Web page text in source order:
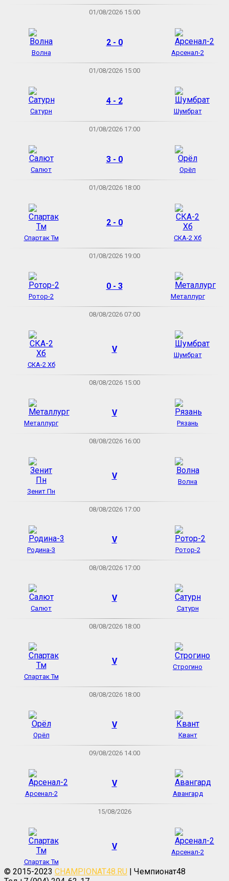
01/08/2026 15:00
Волна
2 - 0
Арсенал-2
01/08/2026 15:00
Сатурн
4 - 2
Шумбрат
01/08/2026 17:00
Салют
3 - 0
Орёл
01/08/2026 18:00
Спартак Тм
2 - 0
СКА-2 Хб
01/08/2026 19:00
Ротор-2
0 - 3
Металлург
08/08/2026 07:00
СКА-2 Хб
V
Шумбрат
08/08/2026 15:00
Металлург
V
Рязань
08/08/2026 16:00
Зенит Пн
V
Волна
08/08/2026 17:00
Родина-3
V
Ротор-2
08/08/2026 17:00
Салют
V
Сатурн
08/08/2026 18:00
Спартак Тм
V
Строгино
08/08/2026 18:00
Орёл
V
Квант
09/08/2026 14:00
Арсенал-2
V
Авангард
15/08/2026
Спартак Тм
V
Арсенал-2
© 2015-2023 CHAMPIONAT48.RU | Чемпионат48